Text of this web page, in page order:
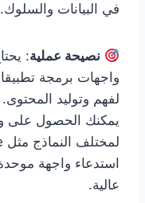
في البيانات والسلوك.
نصيحة عملية
يمكنك الحصول على
استدعاء واجهة
عالية.